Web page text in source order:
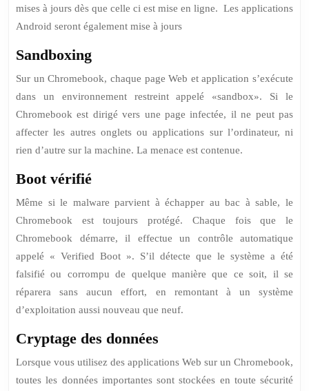
mises à jours dès que celle ci est mise en ligne. Les applications
Android seront également mise à jours
Sandboxing
Sur un Chromebook, chaque page Web et application s’exécute
dans un environnement restreint appelé «sandbox». Si le
Chromebook est dirigé vers une page infectée, il ne peut pas
affecter les autres onglets ou applications sur l’ordinateur, ni
rien d’autre sur la machine. La menace est contenue.
Boot vérifié
Même si le malware parvient à échapper au bac à sable, le
Chromebook est toujours protégé. Chaque fois que le
Chromebook démarre, il effectue un contrôle automatique
appelé « Verified Boot ». S’il détecte que le système a été
falsifié ou corrompu de quelque manière que ce soit, il se
réparera sans aucun effort, en remontant à un système
d’exploitation aussi nouveau que neuf.
Cryptage des données
Lorsque vous utilisez des applications Web sur un Chromebook,
toutes les données importantes sont stockées en toute sécurité